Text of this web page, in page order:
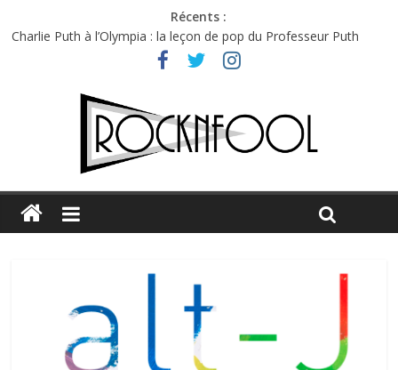
Récents :
Charlie Puth à l’Olympia : la leçon de pop du Professeur Puth
Festival Triptyque : un nouveau festival de musique indépendant
Hellfest 2026 vendredi : température et émotions en hausse
Hellfest 2026 jeudi : impossible de choisir entre chaleur et bonne
Première édition du Midgard Festival : entre bière, métal et